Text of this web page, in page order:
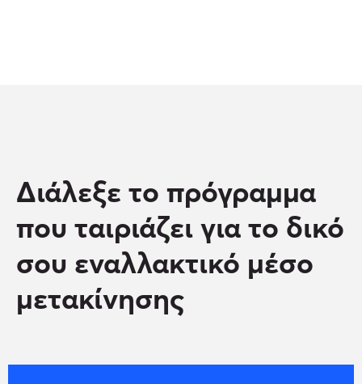
Διάλεξε το πρόγραμμα
που ταιριάζει για το δικό
σου εναλλακτικό μέσο
μετακίνησης